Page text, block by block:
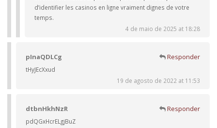
d’identifier les casinos en ligne vraiment dignes de votre
temps.
4 de maio de 2025 at 18:28
pInaQDLCg Responder
tHyJEcXxud
19 de agosto de 2022 at 11:53
dtbnHkhNzR Responder
pdQGxHcrELgjBuZ